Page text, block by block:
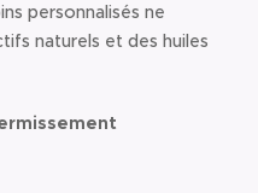
personnalisés ne
naturels et des huiles
raffermissement